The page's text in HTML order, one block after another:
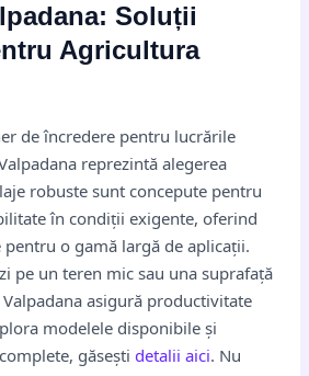
Soluții
Agricultura
de încredere pentru lucrările
reprezintă alegerea
robuste sunt concepute pentru
în condiții exigente, oferind
o gamă largă de aplicații.
pe un teren mic sau una suprafață
asigură productivitate
modelele disponibile și
găseștidetalii aici. Nu